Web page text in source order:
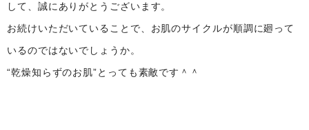
して、誠にありがとうございます。
お続けいただいていることで、お肌のサイクルが順調に廻って
いるのではないでしょうか。
“乾燥知らずのお肌”とっても素敵です＾＾